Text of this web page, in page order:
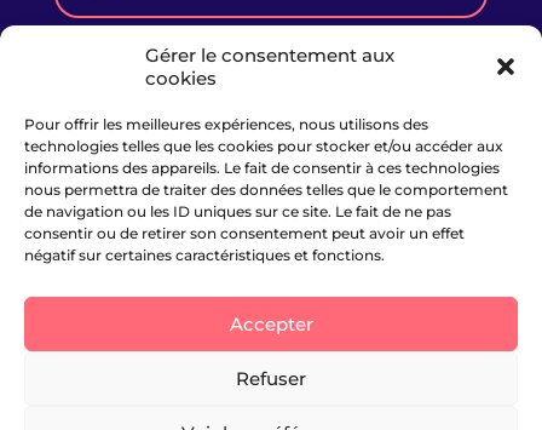
Gérer le consentement aux
cookies
Pour offrir les meilleures expériences, nous utilisons des
technologies telles que les cookies pour stocker et/ou accéder aux
informations des appareils. Le fait de consentir à ces technologies
nous permettra de traiter des données telles que le comportement
de navigation ou les ID uniques sur ce site. Le fait de ne pas
consentir ou de retirer son consentement peut avoir un effet
négatif sur certaines caractéristiques et fonctions.
Accepter
Refuser
Je m'abonne
Déclarations HATVP